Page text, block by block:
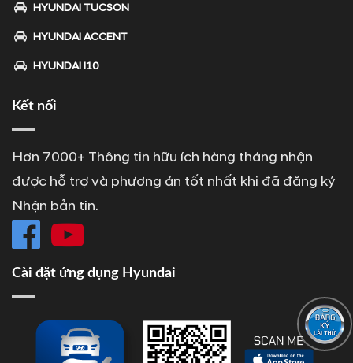
HYUNDAI TUCSON
HYUNDAI ACCENT
HYUNDAI I10
Kết nối
Hơn 7000+ Thông tin hữu ích hàng tháng nhận
được hỗ trợ và phương án tốt nhất khi đã đăng ký
Nhận bản tin.
Cài đặt ứng dụng Hyundai